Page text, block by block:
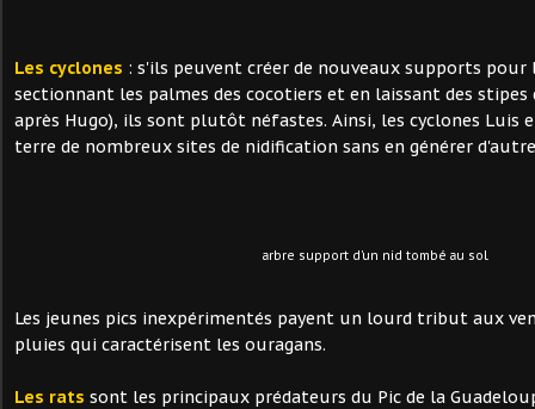
Les cyclones : s'ils peuvent créer de nouveaux supports pour
sectionnant les palmes des cocotiers et en laissant des stipes
après Hugo), ils sont plutôt néfastes. Ainsi, les cyclones Luis
terre de nombreux sites de nidification sans en générer
arbre support d'un nid tombé au sol.
Les jeunes pics inexpérimentés payent un lourd tribut aux
pluies qui caractérisent les ouragans.
Les rats sont les principaux prédateurs du Pic de la